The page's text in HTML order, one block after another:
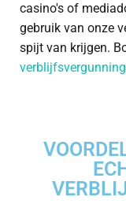
casino's of
gebruik van onze
spijt van krijgen.